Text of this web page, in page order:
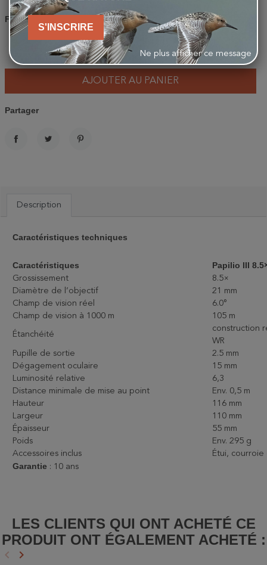
Fiche technique
- +
AJOUTER AU PANIER
Partager
Description
Caractéristiques techniques
Caractéristiques Papilio III
Grossissement
8.5×
Diamètre de l’objectif
21 mm
Champ de vision réel
6.0°
Champ de vision à 1000 m
105 m
Étanchéité
construction
WR
Pupille de sortie
2.5 mm
Dégagement oculaire
15 mm
Luminosité relative
6,3
Distance minimale de mise au point
Env. 0,5 m
Hauteur
116 mm
Largeur
110 mm
Épaisseur
55 mm
Poids
Env. 295 g
Accessoires inclus
Étui,
Garantie : 10 ans
LES CLIENTS QUI ONT ACHETÉ CE
PRODUIT ONT ÉGALEMENT ACHETÉ :
Précédent
keyboard_arrow_left Suivant
keyboard_arrow_right
S'INSCRIRE
Ne plus afficher ce message